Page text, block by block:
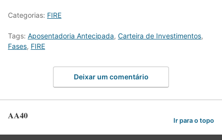
Categorias: FIRE
Tags: Aposentadoria Antecipada, Carteira de Investimentos,
Fases, FIRE
Deixar um comentário
AA40 Ir para o topo